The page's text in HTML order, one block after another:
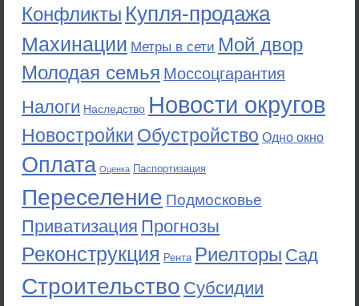
Конфликты Купля-продажа
Махинации Метры в сети Мой двор
Молодая семья Моссоцгарантия
Налоги Наследство Новости округов
Новостройки Обустройство Одно окно
Оплата Оценка Паспортизация
Переселение Подмосковье
Приватизация Прогнозы
Реконструкция Рента Риелторы Сад
Строительство Субсидии